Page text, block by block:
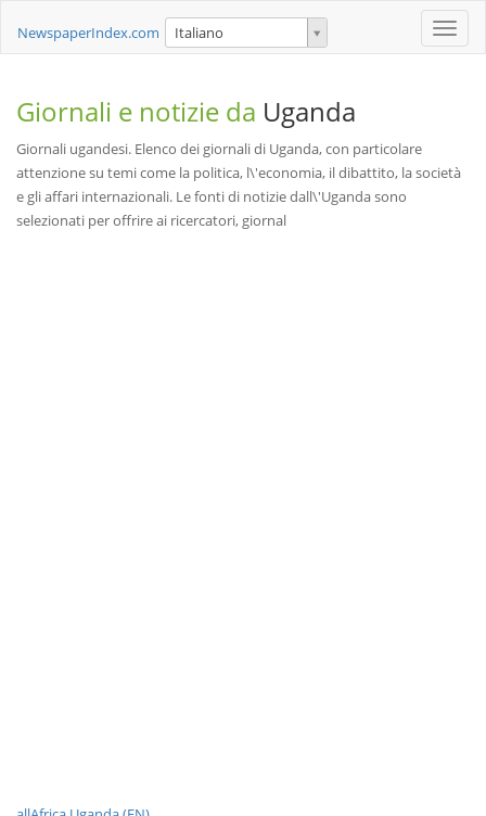
Toggle
NewspaperIndex.com Italiano
Giornali e notizie da Uganda
Giornali ugandesi. Elenco dei giornali di Uganda, con particolare
attenzione su temi come la politica, l\'economia, il dibattito, la società
e gli affari internazionali. Le fonti di notizie dall\'Uganda sono
selezionati per offrire ai ricercatori, giornal